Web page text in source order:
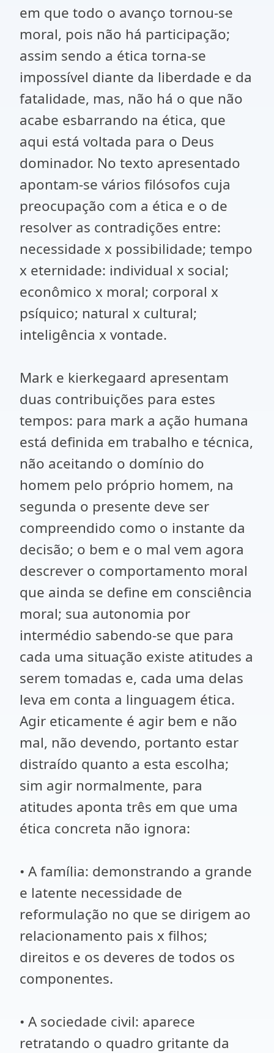
em que todo o avanço tornou-se
moral, pois não há participação;
assim sendo a ética torna-se
impossível diante da liberdade e da
fatalidade, mas, não há o que não
acabe esbarrando na ética, que
aqui está voltada para o Deus
dominador. No texto apresentado
apontam-se vários filósofos cuja
preocupação com a ética e o de
resolver as contradições entre:
necessidade x possibilidade; tempo
x eternidade: individual x social;
econômico x moral; corporal x
psíquico; natural x cultural;
inteligência x vontade.
Mark e kierkegaard apresentam
duas contribuições para estes
tempos: para mark a ação humana
está definida em trabalho e técnica,
não aceitando o domínio do
homem pelo próprio homem, na
segunda o presente deve ser
compreendido como o instante da
decisão; o bem e o mal vem agora
descrever o comportamento moral
que ainda se define em consciência
moral; sua autonomia por
intermédio sabendo-se que para
cada uma situação existe atitudes a
serem tomadas e, cada uma delas
leva em conta a linguagem ética.
Agir eticamente é agir bem e não
mal, não devendo, portanto estar
distraído quanto a esta escolha;
sim agir normalmente, para
atitudes aponta três em que uma
ética concreta não ignora:
• A família: demonstrando a grande
e latente necessidade de
reformulação no que se dirigem ao
relacionamento pais x filhos;
direitos e os deveres de todos os
componentes.
• A sociedade civil: aparece
retratando o quadro gritante da